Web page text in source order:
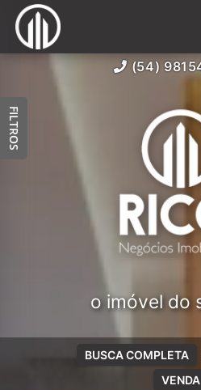
(54)
o imóvel do
VENDA
BUSCA COMPLETA
FILTROS